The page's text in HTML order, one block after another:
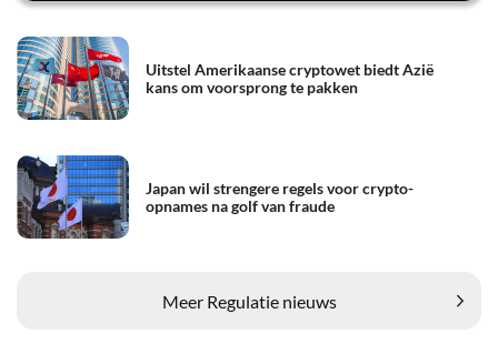
Uitstel Amerikaanse cryptowet biedt Azië
kans om voorsprong te pakken
Japan wil strengere regels voor crypto-
opnames na golf van fraude
Meer Regulatie nieuws